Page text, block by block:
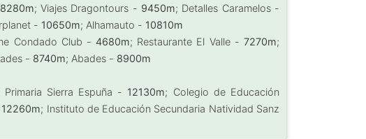
8280m; Viajes Dragontours - 9450m; Detalles Caramelos -
- 10650m; Alhamauto - 10810m
Condado Club -4680m; Restaurante El Valle -7270m;
- 8740m; Abades - 8900m
Sierra Espuña - 12130m; Colegio de Educación
12260m; Instituto de Educación Secundaria Natividad Sanz